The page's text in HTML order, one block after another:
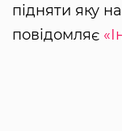
підняти яку
повідомляє